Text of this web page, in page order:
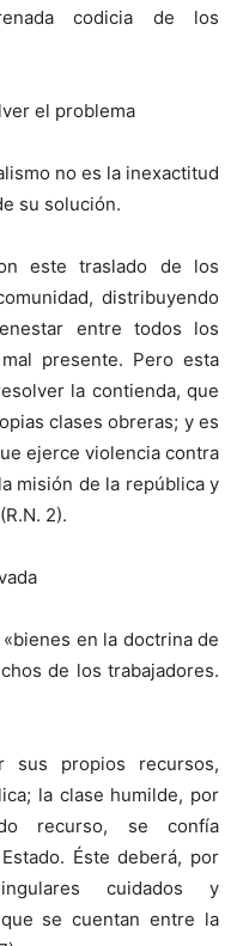
codicia de los
el problema
no es la inexactitud
su solución.
este traslado de los
distribuyendo
entre todos los
presente. Pero esta
la contienda, que
clases obreras; y es
ejerce violencia contra
misión de la república y
2).
en la doctrina de
de los trabajadores.
sus propios recursos,
la clase humilde, por
recurso, se confía
Éste deberá, por
cuidados y
se cuentan entre la